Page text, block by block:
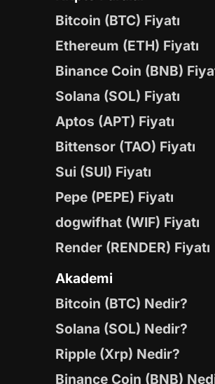
Bitcoin (BTC) Fiyatı
Ethereum (ETH) Fiyatı
Binance Coin (BNB)
Solana (SOL) Fiyatı
Aptos (APT) Fiyatı
Bittensor (TAO) Fiyatı
Sui (SUI) Fiyatı
Pepe (PEPE) Fiyatı
dogwifhat (WIF) Fiyatı
Render (RENDER) Fiyatı
Akademi
Bitcoin (BTC) Nedir?
Solana (SOL) Nedir?
Ripple (Xrp) Nedir?
Binance Coin (BNB)